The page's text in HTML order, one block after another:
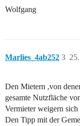
Wolfgang
Marlies_4ab252 3
Den Mietern ,von
gesamte Nutzfläche
Vermieter weigern sich
Den Tipp mit der